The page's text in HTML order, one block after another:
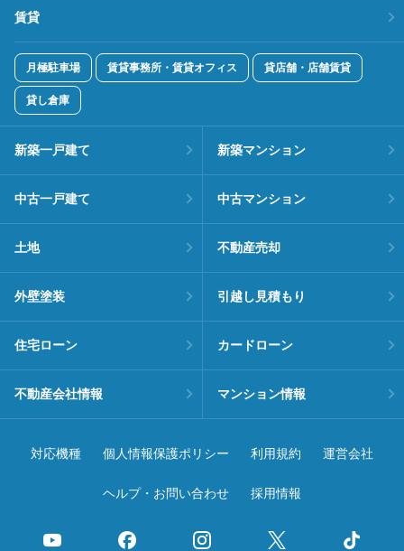
賃貸
月極駐車場 賃貸事務所・賃貸オフィス 貸店舗・店舗賃貸
貸し倉庫
新築一戸建て 新築マンション
中古一戸建て 中古マンション
土地 不動産売却
外壁塗装 引越し見積もり
住宅ローン カードローン
不動産会社情報 マンション情報
対応機種 個人情報保護ポリシー 利用規約 運営会社
ヘルプ・お問い合わせ 採用情報